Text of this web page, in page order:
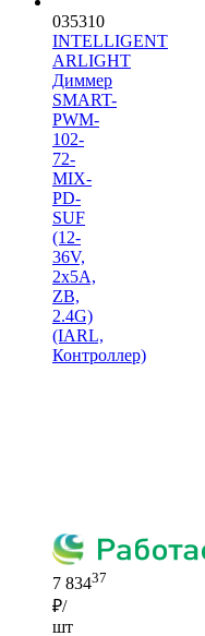
035310
INTELLIGENT
ARLIGHT
Диммер
SMART-
PWM-
102-
72-
MIX-
PD-
SUF
(12-
36V,
2x5A,
ZB,
2.4G)
(IARL,
Контроллер)
7 83437
₽/
шт